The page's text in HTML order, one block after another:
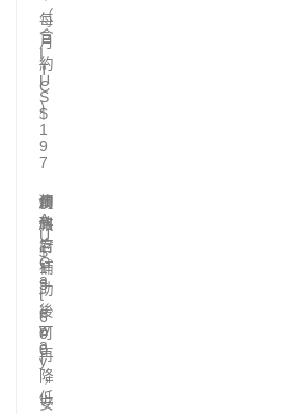
（
含
I
T
C
）
每
月
約
U
S
$
1
9
7
澳
洲
約
A
U
$
1
3
,
6
0
0
州
政
府
補
助
後
可
再
降
低
價
格
含
G
a
t
e
w
a
y
，
安